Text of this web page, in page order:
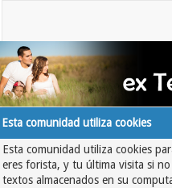
Esta comunidad utiliza cookies
Esta comunidad utiliza cookies
eres forista, y tu última visita si
textos almacenados en su